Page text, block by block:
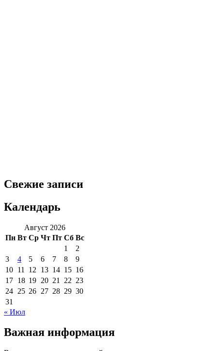
Свежие записи
Календарь
Август 2026
Пн Вт Ср Чт Пт Сб Вс
1
2
3
4 5 6 7 8
9
10 11 12 13 14 15 16
17 18 19 20 21 22 23
24 25 26 27 28 29 30
31
« Июл
Важная информация